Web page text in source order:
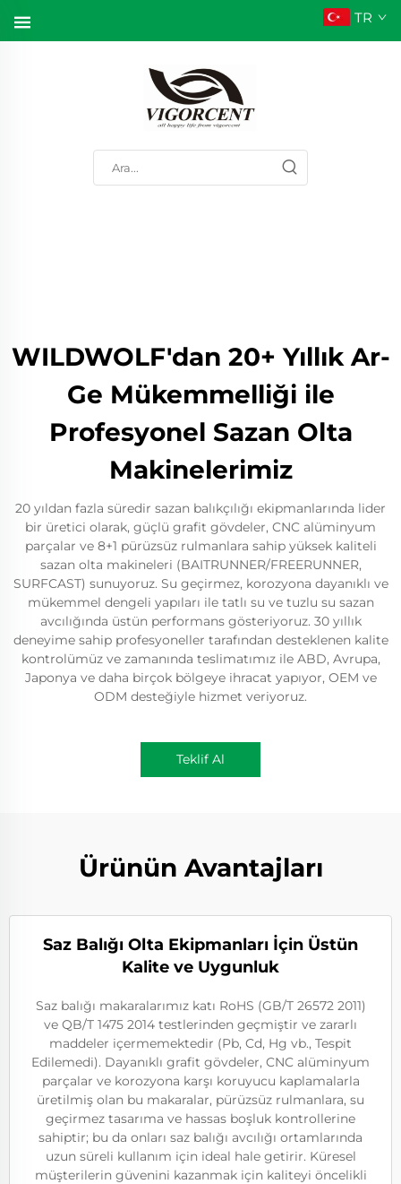
TR
WILDWOLF'dan 20+ Yıllık Ar-
Ge Mükemmelliği ile
Profesyonel Sazan Olta
Makinelerimiz
20 yıldan fazla süredir sazan balıkçılığı ekipmanlarında lider
bir üretici olarak, güçlü grafit gövdeler, CNC alüminyum
parçalar ve 8+1 pürüzsüz rulmanlara sahip yüksek kaliteli
sazan olta makineleri (BAITRUNNER/FREERUNNER,
SURFCAST) sunuyoruz. Su geçirmez, korozyona dayanıklı ve
mükemmel dengeli yapıları ile tatlı su ve tuzlu su sazan
avcılığında üstün performans gösteriyoruz. 30 yıllık
deneyime sahip profesyoneller tarafından desteklenen kalite
kontrolümüz ve zamanında teslimatımız ile ABD, Avrupa,
Japonya ve daha birçok bölgeye ihracat yapıyor, OEM ve
ODM desteğiyle hizmet veriyoruz.
Teklif Al
Ürünün Avantajları
Saz Balığı Olta Ekipmanları İçin Üstün
Kalite ve Uygunluk
Saz balığı makaralarımız katı RoHS (GB/T 26572 2011)
ve QB/T 1475 2014 testlerinden geçmiştir ve zararlı
maddeler içermemektedir (Pb, Cd, Hg vb., Tespit
Edilemedi). Dayanıklı grafit gövdeler, CNC alüminyum
parçalar ve korozyona karşı koruyucu kaplamalarla
üretilmiş olan bu makaralar, pürüzsüz rulmanlara, su
geçirmez tasarıma ve hassas boşluk kontrollerine
sahiptir; bu da onları saz balığı avcılığı ortamlarında
uzun süreli kullanım için ideal hale getirir. Küresel
müşterilerin güvenini kazanmak için kaliteyi öncelikli